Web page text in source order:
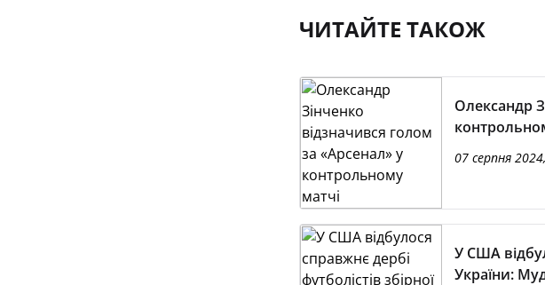
ЧИТАЙТЕ ТАКОЖ
Олександр
07 серпня
У США
України: